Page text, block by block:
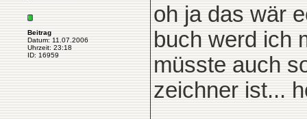
Beitrag
Datum: 11.07.2006
Uhrzeit: 23:18
ID: 16959
oh ja das wär
buch werd ich
müsste auch
zeichner ist...